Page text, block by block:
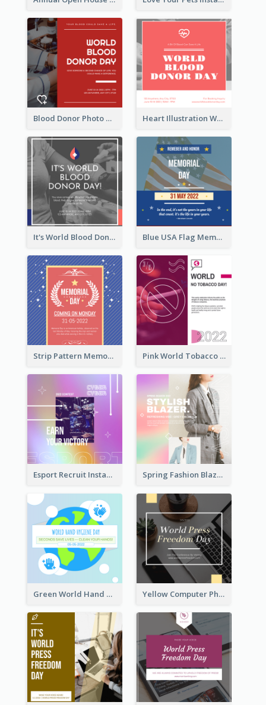
Blood Donor Photo World Blood Donor Day Instagram Post Heart Illustration World Blood Donor Day Instagram Post
It's World Blood Donor Day Photo Instagram Post Blue USA Flag Memorial Day Instagram Post Design
Strip Pattern Memorial Day Instagram Post Pink World Tobacco Day Instagram Post
Esport Recruit Instagram Post Spring Fashion Blazer Instagram Post
Green World Hand Hygiene Day Instagram Post Yellow Computer Photo World Press Freedom Day Instagram Post